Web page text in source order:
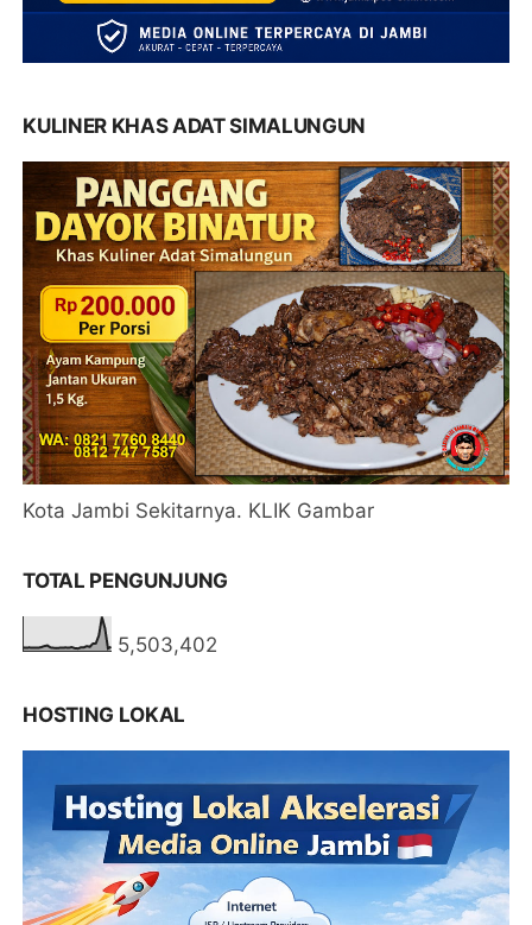
KULINER KHAS ADAT SIMALUNGUN
Kota Jambi Sekitarnya. KLIK Gambar
TOTAL PENGUNJUNG
5,503,402
HOSTING LOKAL